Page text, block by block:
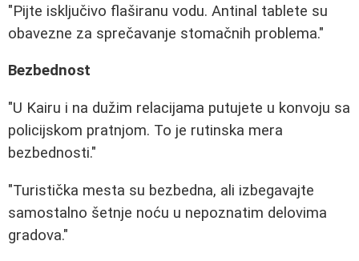
"Pijte isključivo flaširanu vodu. Antinal tablete su
obavezne za sprečavanje stomačnih problema."
Bezbednost
"U Kairu i na dužim relacijama putujete u konvoju sa
policijskom pratnjom. To je rutinska mera
bezbednosti."
"Turistička mesta su bezbedna, ali izbegavajte
samostalno šetnje noću u nepoznatim delovima
gradova."